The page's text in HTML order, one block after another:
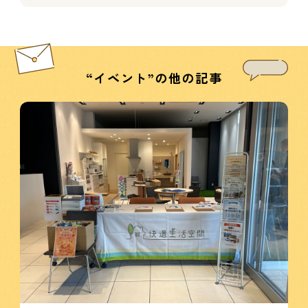
“イベント”の他の記事